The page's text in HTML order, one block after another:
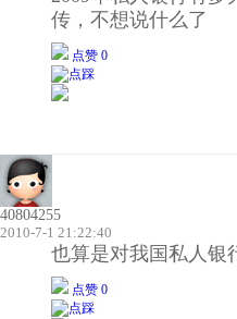
传，不想说什么了
点赞 0
40804255
2010-7-1 21:22:40
也算是对我国私人银
点赞 0